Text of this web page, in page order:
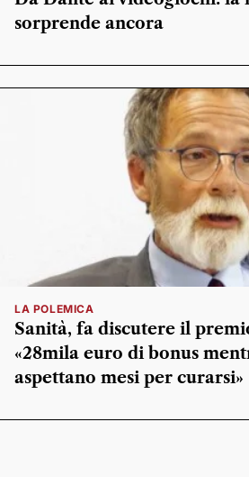
sorprende ancora
LA POLEMICA
Sanità, fa discutere il
«28mila euro di bonus
aspettano mesi per curarsi»